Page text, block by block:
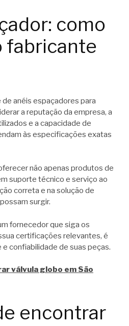
como
fabricante
anéis espaçadores para
a reputação da empresa, a
e a capacidade de
às especificações exatas
não apenas produtos de
suporte técnico e serviço ao
correta e na solução de
surgir.
fornecedor que siga os
certificações relevantes, é
confiabilidade de suas peças.
válvula globo em São
encontrar